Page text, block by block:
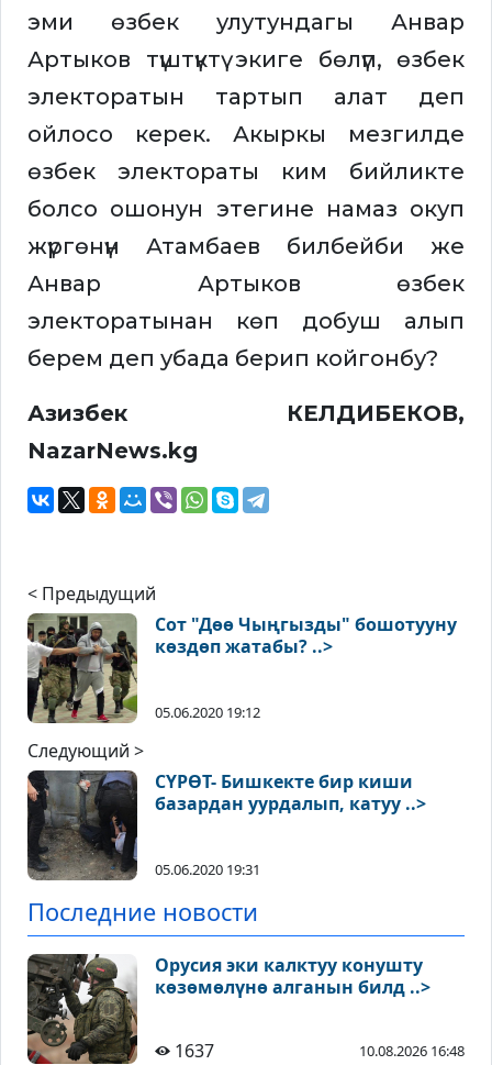
эми өзбек улутундагы Анвар
Артыков түштүктү экиге бөлүп, өзбек
электоратын тартып алат деп
ойлосо керек. Акыркы мезгилде
өзбек электораты ким бийликте
болсо ошонун этегине намаз окуп
жүргөнүн Атамбаев билбейби же
Анвар Артыков өзбек
электоратынан көп добуш алып
берем деп убада берип койгонбу?
Азизбек КЕЛДИБЕКОВ,
NazarNews.kg
< Предыдущий
Сот "Дөө Чыңгызды" бошотууну
көздөп жатабы? ..>
05.06.2020 19:12
Следующий >
СҮРӨТ- Бишкекте бир киши
базардан уурдалып, катуу ..>
05.06.2020 19:31
Последние новости
Орусия эки калктуу конушту
көзөмөлүнө алганын билд ..>
1637 10.08.2026 16:48